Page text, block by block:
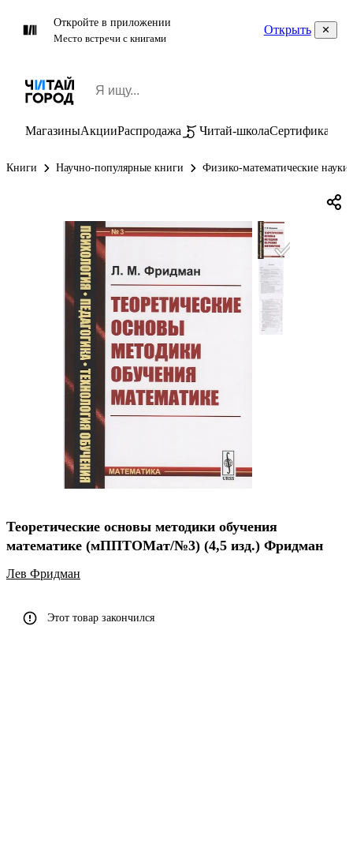
Откройте в приложении
Место встречи с книгами
Открыть
МагазиныАкцииРаспродажа Читай-школаСертификаты
Книги Научно-популярные книги Физико-математические науки
Теоретические основы методики обучения
математике (мППТОМат/№3) (4,5 изд.) Фридман
Лев Фридман
Этот товар закончился